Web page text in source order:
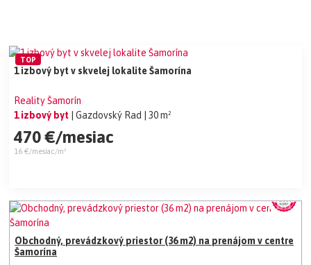
1 izbový byt v skvelej lokalite Šamorína
Reality Šamorín
1 izbový byt
| Gazdovský Rad | 30 m²
470 €/mesiac
16 €/mesiac/m²
TOP
Obchodný, prevádzkový priestor (36 m2) na prenájom v centre
Šamorína